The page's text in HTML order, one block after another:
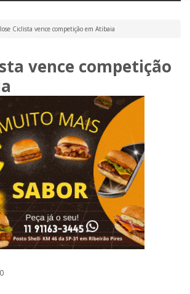
Ciclista vence competição em Atibaia
vence competição